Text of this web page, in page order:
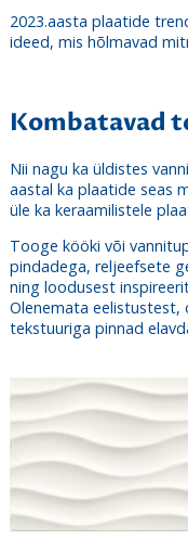
2023.aasta plaatide
ideed, mis hõlmavad
Kombatavad
Nii nagu ka üldistes
aastal ka plaatide seas
üle ka keraamilistele
Tooge kööki või
pindadega, reljeefsete
ning loodusest
Olenemata eelistustest,
tekstuuriga pinnad